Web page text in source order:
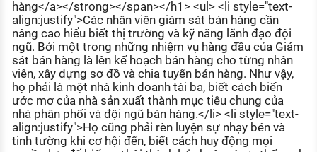
hàng</a></strong></span></h1> <ul> <li style="text-
align:justify">Các nhân viên giám sát bán hàng cần
nâng cao hiểu biết thị trường và kỹ năng lãnh đạo đội
ngũ. Bởi một trong những nhiệm vụ hàng đầu của Giám
sát bán hàng là lên kế hoạch bán hàng cho từng nhân
viên, xây dựng sơ đồ và chia tuyến bán hàng. Như vậy,
họ phải là một nhà kinh doanh tài ba, biết cách biến
ước mơ của nhà sản xuất thành mục tiêu chung của
nhà phân phối và đội ngũ bán hàng.</li> <li style="text-
align:justify">Họ cũng phải rèn luyện sự nhạy bén và
tinh tường khi cơ hội đến, biết cách huy động mọi